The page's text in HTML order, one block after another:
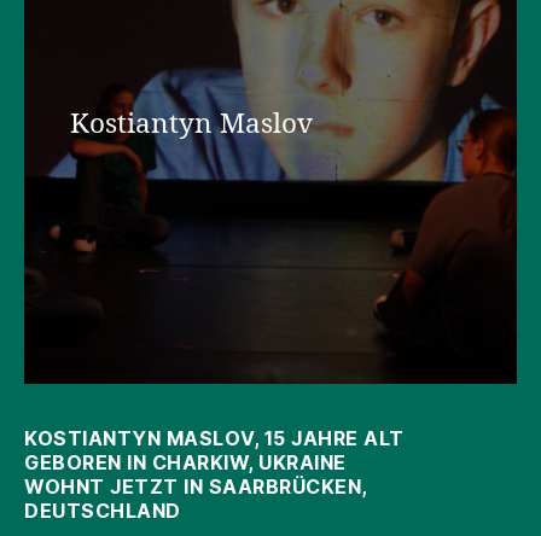
Kostiantyn Maslov
KOSTIANTYN MASLOV, 15 JAHRE ALT
GEBOREN IN CHARKIW, UKRAINE
WOHNT JETZT IN SAARBRÜCKEN,
DEUTSCHLAND